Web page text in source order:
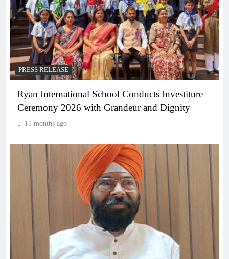
PRESS RELEASE
Ryan International School Conducts Investiture
Ceremony 2026 with Grandeur and Dignity
11 months ago